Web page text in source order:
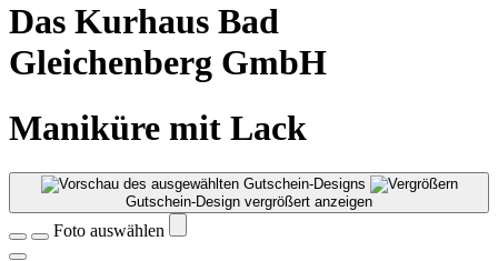
Das Kurhaus Bad
Gleichenberg GmbH
Maniküre mit Lack
Gutschein-Design vergrößert anzeigen
Foto auswählen